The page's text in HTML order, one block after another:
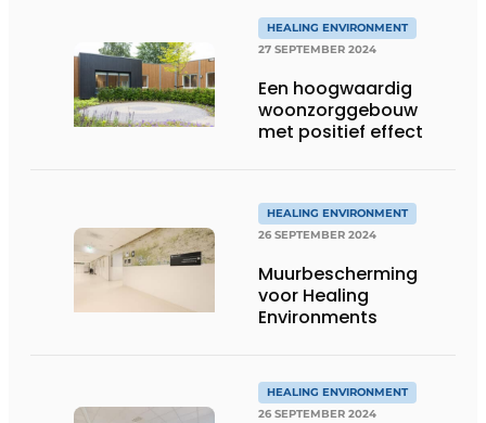
HEALING ENVIRONMENT
27 SEPTEMBER 2024
Een hoogwaardig
woonzorggebouw
met positief effect
HEALING ENVIRONMENT
26 SEPTEMBER 2024
Muurbescherming
voor Healing
Environments
HEALING ENVIRONMENT
26 SEPTEMBER 2024